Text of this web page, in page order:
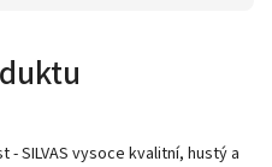
SILVAS vysoce kvalitní, hustý a